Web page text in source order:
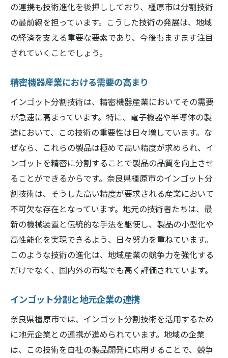
市場を牽引するインゴット分割技術
奈良県橿原市で培われたインゴット分割の伝統
技術
職人の知識と技術の継承
伝統手法の歴史的背景
工芸と技術の融合
地域に根付くインゴット分割の文化
伝統技術が示す未来への可能性
最新技術を駆使した橿原市のインゴット分割の
未来
未来を見据えた技術開発の方向性
奈良県橿原市での技術試験の事例
インゴット分割と未来の産業ニーズ
次世代技術の導入とその効果
持続可能な技術開発の取り組み
インゴット分割技術がもたらす産業界の新たな
可能性
新たな市場を開拓するインゴット分割
技術革新がもたらすビジネスチャンス
の連携も技術進化を後押ししており、橿原市は分割技術
の最前線を担っています。こうした技術の発展は、地域
の経済を支える重要な要素であり、今後もますます注目
されていくことでしょう。
精密機器産業における需要の高まり
インゴット分割技術は、精密機器産業においてその需要
が急速に高まっています。特に、電子機器や半導体の製
造において、この技術の重要性は日々増しています。な
ぜなら、これらの製品は極めて高い精度が求められ、イ
ンゴットを精密に分割することで製品の品質を向上させ
ることができるからです。奈良県橿原市のインゴット分
割技術は、そうした高い精度が要求される産業において
不可欠な存在となっています。地元の技術者たちは、最
新の機械装置と伝統的な手法を駆使し、製品の小型化や
高性能化を実現できるよう、日々努力を重ねています。
このような技術の進化は、地域産業の競争力を強化する
だけでなく、国内外の市場でも高く評価されています。
インゴット分割と地元企業の連携
奈良県橿原市では、インゴット分割技術を活用するため
に地元企業との連携が進められています。地域の企業
は、この技術を自社の製品開発に応用することで、競争